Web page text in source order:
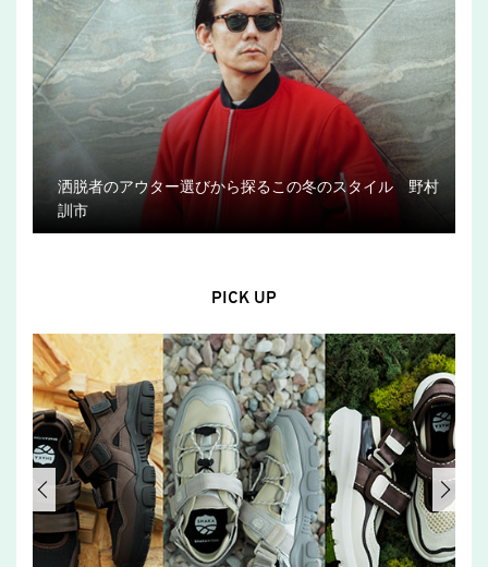
洒脱者のアウター選びから探るこの冬のスタイル 野村
訓市
PICK UP